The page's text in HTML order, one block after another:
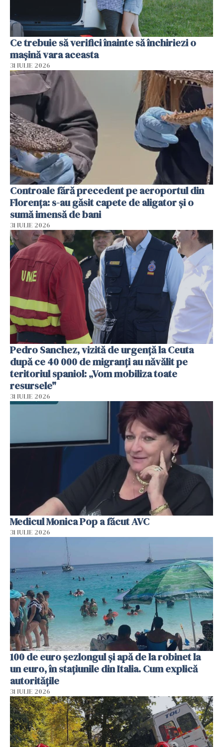
Ce trebuie să verifici înainte să închiriezi o
mașină vara aceasta
31 IULIE 2026
Controale fără precedent pe aeroportul din
Florența: s-au găsit capete de aligator și o
sumă imensă de bani
31 IULIE 2026
Pedro Sanchez, vizită de urgență la Ceuta
după ce 40 000 de migranți au năvălit pe
teritoriul spaniol: „Vom mobiliza toate
resursele"
31 IULIE 2026
Medicul Monica Pop a făcut AVC
31 IULIE 2026
100 de euro șezlongul și apă de la robinet la
un euro, în stațiunile din Italia. Cum explică
autoritățile
31 IULIE 2026